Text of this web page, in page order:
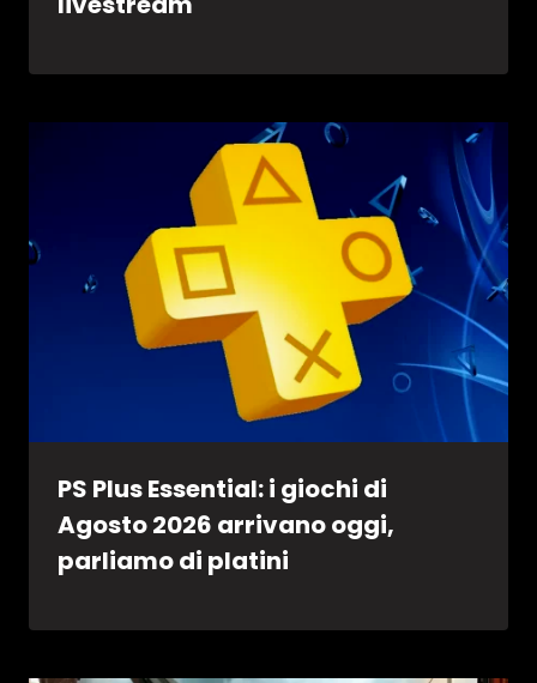
PS Plus Essential: i giochi di
Agosto 2026 arrivano oggi,
parliamo di platini